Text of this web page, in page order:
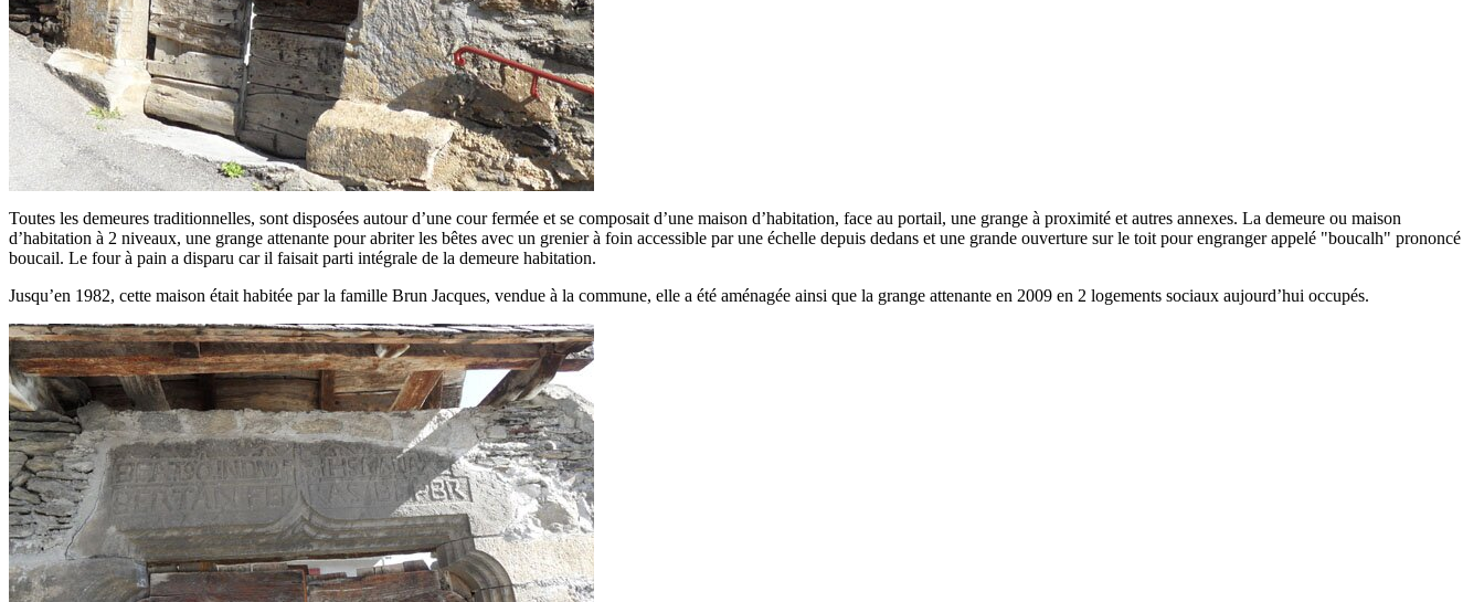
Toutes les demeures traditionnelles, sont disposées autour d’une cour fermée et se composait d’une maison d’habitation, face au portail, une grange à proximité et autres annexes. La demeure ou maison
d’habitation à 2 niveaux, une grange attenante pour abriter les bêtes avec un grenier à foin accessible par une échelle depuis dedans et une grande ouverture sur le toit pour engranger appelé "boucalh" prononcé
boucail. Le four à pain a disparu car il faisait parti intégrale de la demeure habitation.
Jusqu’en 1982, cette maison était habitée par la famille Brun Jacques, vendue à la commune, elle a été aménagée ainsi que la grange attenante en 2009 en 2 logements sociaux aujourd’hui occupés.